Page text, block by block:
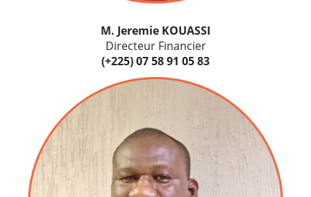
M. Jeremie KOUASSI
Directeur Financier
(+225) 07 58 91 05 83